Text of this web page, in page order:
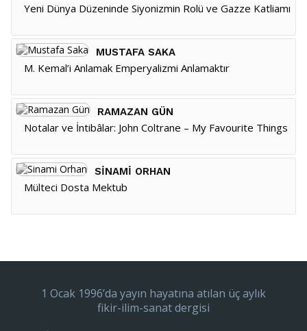
Yeni Dünya Düzeninde Siyonizmin Rolü ve Gazze Katliamı
MUSTAFA SAKA
M. Kemal’i Anlamak Emperyalizmi Anlamaktır
RAMAZAN GÜN
Notalar ve İntibâlar: John Coltrane – My Favourite Things
SINAMI ORHAN
Mülteci Dosta Mektub
1 Ocak 1996’da yayın hayatına atılan üç aylık
fikir-ilim-sanat dergisi